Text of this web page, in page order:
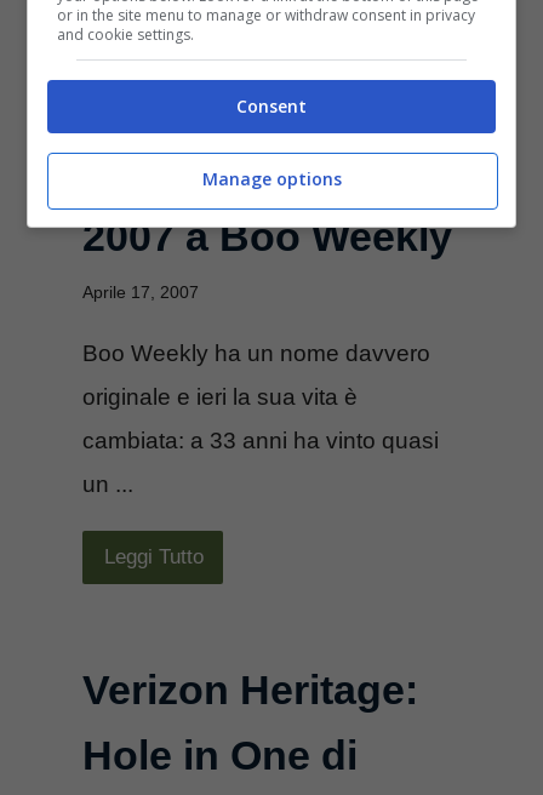
Leggi Tutto
Verizon Heritage
2007 a Boo Weekly
Aprile 17, 2007
Boo Weekly ha un nome davvero
originale e ieri la sua vita è
cambiata: a 33 anni ha vinto quasi
un ...
Leggi Tutto
Verizon Heritage:
Hole in One di
or in the site menu to manage or withdraw consent in privacy
and cookie settings.
Consent
Manage options